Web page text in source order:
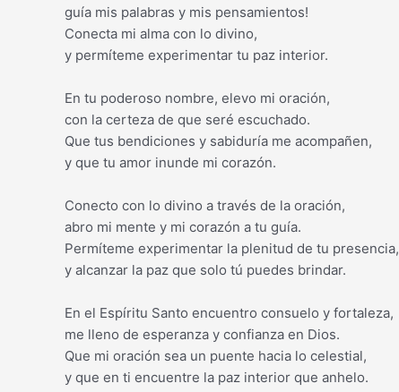
guía mis palabras y mis pensamientos!
Conecta mi alma con lo divino,
y permíteme experimentar tu paz interior.
En tu poderoso nombre, elevo mi oración,
con la certeza de que seré escuchado.
Que tus bendiciones y sabiduría me acompañen,
y que tu amor inunde mi corazón.
Conecto con lo divino a través de la oración,
abro mi mente y mi corazón a tu guía.
Permíteme experimentar la plenitud de tu presencia,
y alcanzar la paz que solo tú puedes brindar.
En el Espíritu Santo encuentro consuelo y fortaleza,
me lleno de esperanza y confianza en Dios.
Que mi oración sea un puente hacia lo celestial,
y que en ti encuentre la paz interior que anhelo.